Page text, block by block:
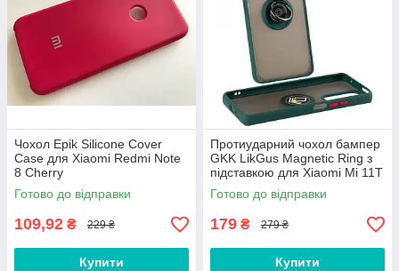
Чохол Epik Silicone Cover
Case для Xiaomi Redmi Note
8 Cherry
Готово до відправки
109,92 ₴ 229 ₴
Купити
Протиударний чохол бампер
GKK LikGus Magnetic Ring з
підставкою для Xiaomi Mi 11T
/ Mi 11T Pro Green
Готово до відправки
179 ₴ 279 ₴
Купити